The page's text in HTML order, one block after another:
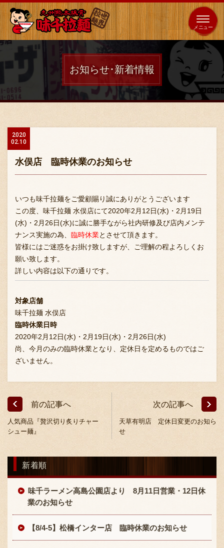
全国
展開 海外 653 店 64 店
ホーム
味千の取り組み
FC加盟店募集
お知らせ
お知らせ･新着情報
2020
02.10
水俣店 臨時休業のお知らせ
いつも味千拉麺をご愛顧賜り誠にありがとうございます
この度、味千拉麺 水俣店にて2020年2月12日(水)・2月19日
(水)・2月26日(水)に誠に勝手ながら社内研修及び店内メンテ
ナンス実施の為、 臨時休業とさせて頂きます。
皆様にはご迷惑をお掛け致しますが、ご理解の程よろしくお
願い致します。
詳しい内容は以下の通りです。
対象店舗
味千拉麺 水俣店
臨時休業日時
2020年2月12日(水)・2月19日(水)・2月26日(水)
尚、今月のみの臨時休業となり、定休日を定めるものではご
ざいません。
前の記事へ
人気商品『贅沢切り炙りチャー
シュー麺』
次の記事へ
天草有明店 定休日変更のお知ら
せ
新着順
味千ラーメン高島公園店より 8月11日営業・12日休
業のお知らせ
【8/4-5】松橋インター店 臨時休業のお知らせ